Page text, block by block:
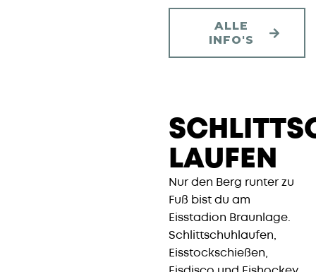
ALLE
INFO'S
LAUFEN
Nur den Berg runter zu
Fuß bist du am
Eisstadion Braunlage.
Schlittschuhlaufen,
Eisstockschießen,